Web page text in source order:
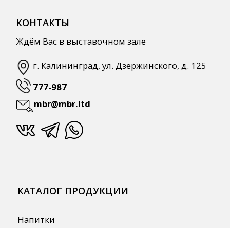
СПЕЦПРЕДЛОЖЕНИЯ
ПОЛЕЗНАЯ ИНФОРМАЦИЯ
АКЦИИ
Для HoReCa
Для Retail
Автоматизация
Публичная оферта
Оплата и Доставка
Одноразовая посуда и упаковка